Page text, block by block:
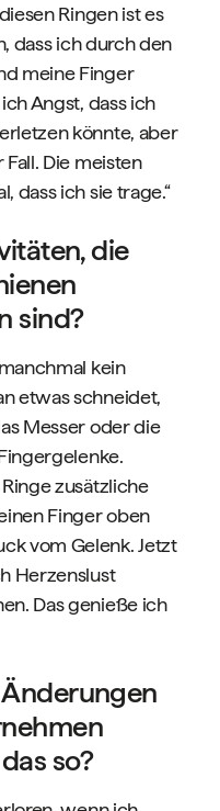
Ringen ist es
dass ich durch den
meine Finger
Angst, dass ich
könnte, aber
Die meisten
dass ich sie trage.“
die
sind?
kein
etwas schneidet,
Messer oder die
zusätzliche
Finger oben
vom Gelenk. Jetzt
Herzenslust
Das genieße ich
so?